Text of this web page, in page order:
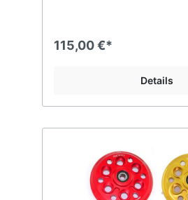
115,00 €*
Details